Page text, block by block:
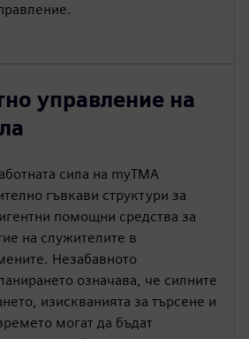
управление на
сила на myTMA
гъвкави структури за
помощни средства за
на служителите в
Незабавното
означава, че силните
изискванията за търсене и
могат да бъдат